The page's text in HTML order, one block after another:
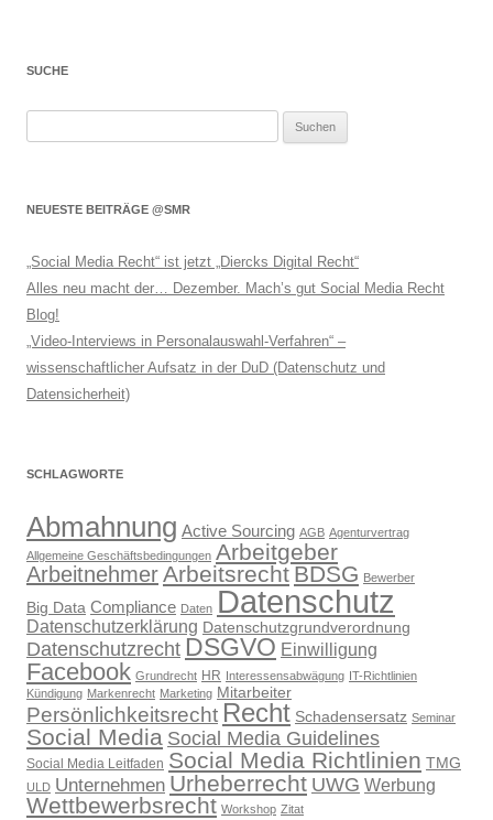
SUCHE
NEUESTE BEITRÄGE @SMR
„Social Media Recht“ ist jetzt „Diercks Digital Recht“
Alles neu macht der… Dezember. Mach’s gut Social Media Recht
Blog!
„Video-Interviews in Personalauswahl-Verfahren“ –
wissenschaftlicher Aufsatz in der DuD (Datenschutz und
Datensicherheit)
SCHLAGWORTE
Abmahnung Active Sourcing AGB Agenturvertrag
Allgemeine Geschäftsbedingungen Arbeitgeber
ArbeitnehmerArbeitsrecht BDSG Bewerber
Big Data Compliance Daten Datenschutz
Datenschutzerklärung Datenschutzgrundverordnung
Datenschutzrecht DSGVO Einwilligung
Facebook Grundrecht HR Interessensabwägung IT-Richtlinien
Kündigung Markenrecht Marketing Mitarbeiter
Persönlichkeitsrecht Recht Schadensersatz Seminar
Social Media Social Media Guidelines
Social Media Leitfaden Social Media Richtlinien TMG
ULD Unternehmen Urheberrecht UWG Werbung
Wettbewerbsrecht Workshop Zitat